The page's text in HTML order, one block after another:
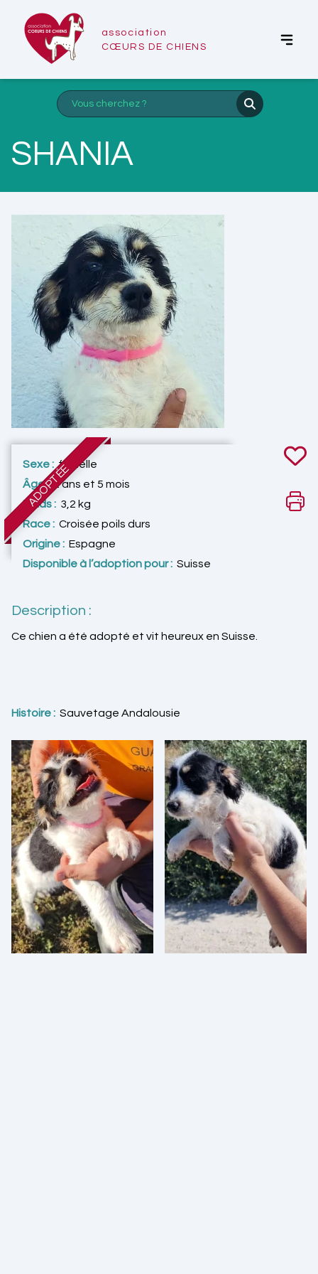
association
CŒURS DE CHIENS
SHANIA
ADOPTÉE
Sexe : femelle
Âge :2 ans et 5 mois
Poids : 3,2 kg
Race : Croisée poils durs
Origine : Espagne
Disponible à l’adoption pour : Suisse
Description :
Ce chien a été adopté et vit heureux en Suisse.
Histoire : Sauvetage Andalousie